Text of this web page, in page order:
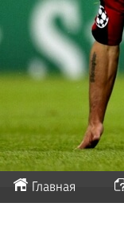
Главная